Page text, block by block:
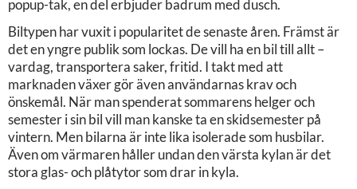
popup-tak, en del erbjuder badrum med dusch.
Biltypen har vuxit i popularitet de senaste åren. Främst är
det en yngre publik som lockas. De vill ha en bil till allt –
vardag, transportera saker, fritid. I takt med att
marknaden växer gör även användarnas krav och
önskemål. När man spenderat sommarens helger och
semester i sin bil vill man kanske ta en skidsemester på
vintern. Men bilarna är inte lika isolerade som husbilar.
Även om värmaren håller undan den värsta kylan är det
stora glas- och plåtytor som drar in kyla.